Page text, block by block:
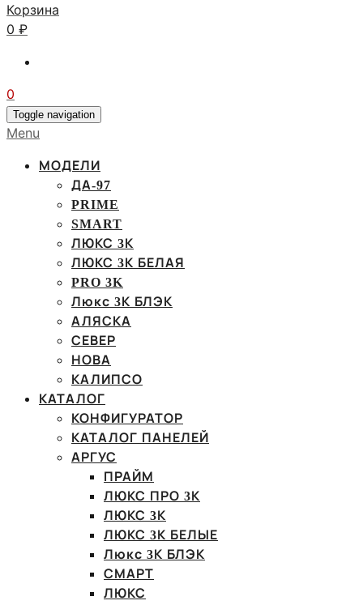
Корзина
0 ₽
0
Toggle navigation
Menu
МОДЕЛИ
ДА-97
PRIME
SMART
ЛЮКС 3К
ЛЮКС 3К БЕЛАЯ
PRO 3K
Люкс 3К БЛЭК
АЛЯСКА
СЕВЕР
НОВА
КАЛИПСО
КАТАЛОГ
КОНФИГУРАТОР
КАТАЛОГ ПАНЕЛЕЙ
АРГУС
ПРАЙМ
ЛЮКС ПРО 3К
ЛЮКС 3К
ЛЮКС 3К БЕЛЫЕ
Люкс 3К БЛЭК
СМАРТ
ЛЮКС